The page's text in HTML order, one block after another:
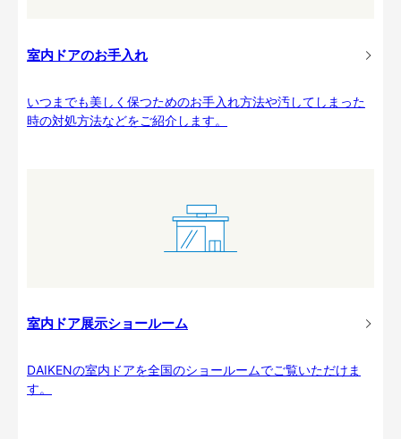
室内ドアのお手入れ
いつまでも美しく保つためのお手入れ方法や汚してしまった
時の対処方法などをご紹介します。
室内ドア展示ショールーム
DAIKENの室内ドアを全国のショールームでご覧いただけま
す。